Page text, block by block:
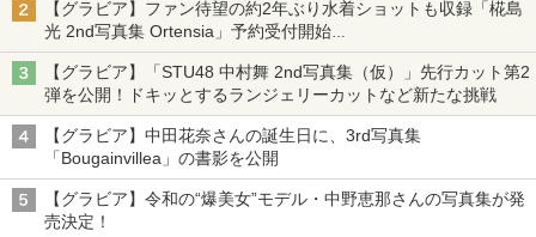
【グラビア】ファン待望の約2年ぶり水着ショットも収録「椛島
光 2nd写真集 Ortensia」予約受付開始
10月30日発売
【グラビア】「STU48 中村舞 2nd写真集（仮）」先行カット第2
弾を公開！ドキッとするランジェリーカットなど新たな挑戦
【グラビア】中田花奈さんの誕生日に、3rd写真集
「Bougainvillea」の書影を公開
【グラビア】令和の“爆美女”モデル・中野恵那さんの写真集が発
売決定！